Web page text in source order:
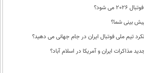
حوادث
سلامت
یک برش دانایی
بین الملل
سیاست خارجی
فرهنگ و هنر
علم و دانش
فناوری و It
قرآن
می شود؟
تیم ملی فوتبال ایران در جام جهانی می دهید؟
مذاکرات ایران و آمریکا در اسلام آباد؟